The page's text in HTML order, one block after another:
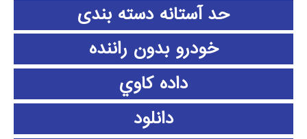
حد آستانه دسته بندی
خودرو بدون راننده
داده كاوي
دانلود